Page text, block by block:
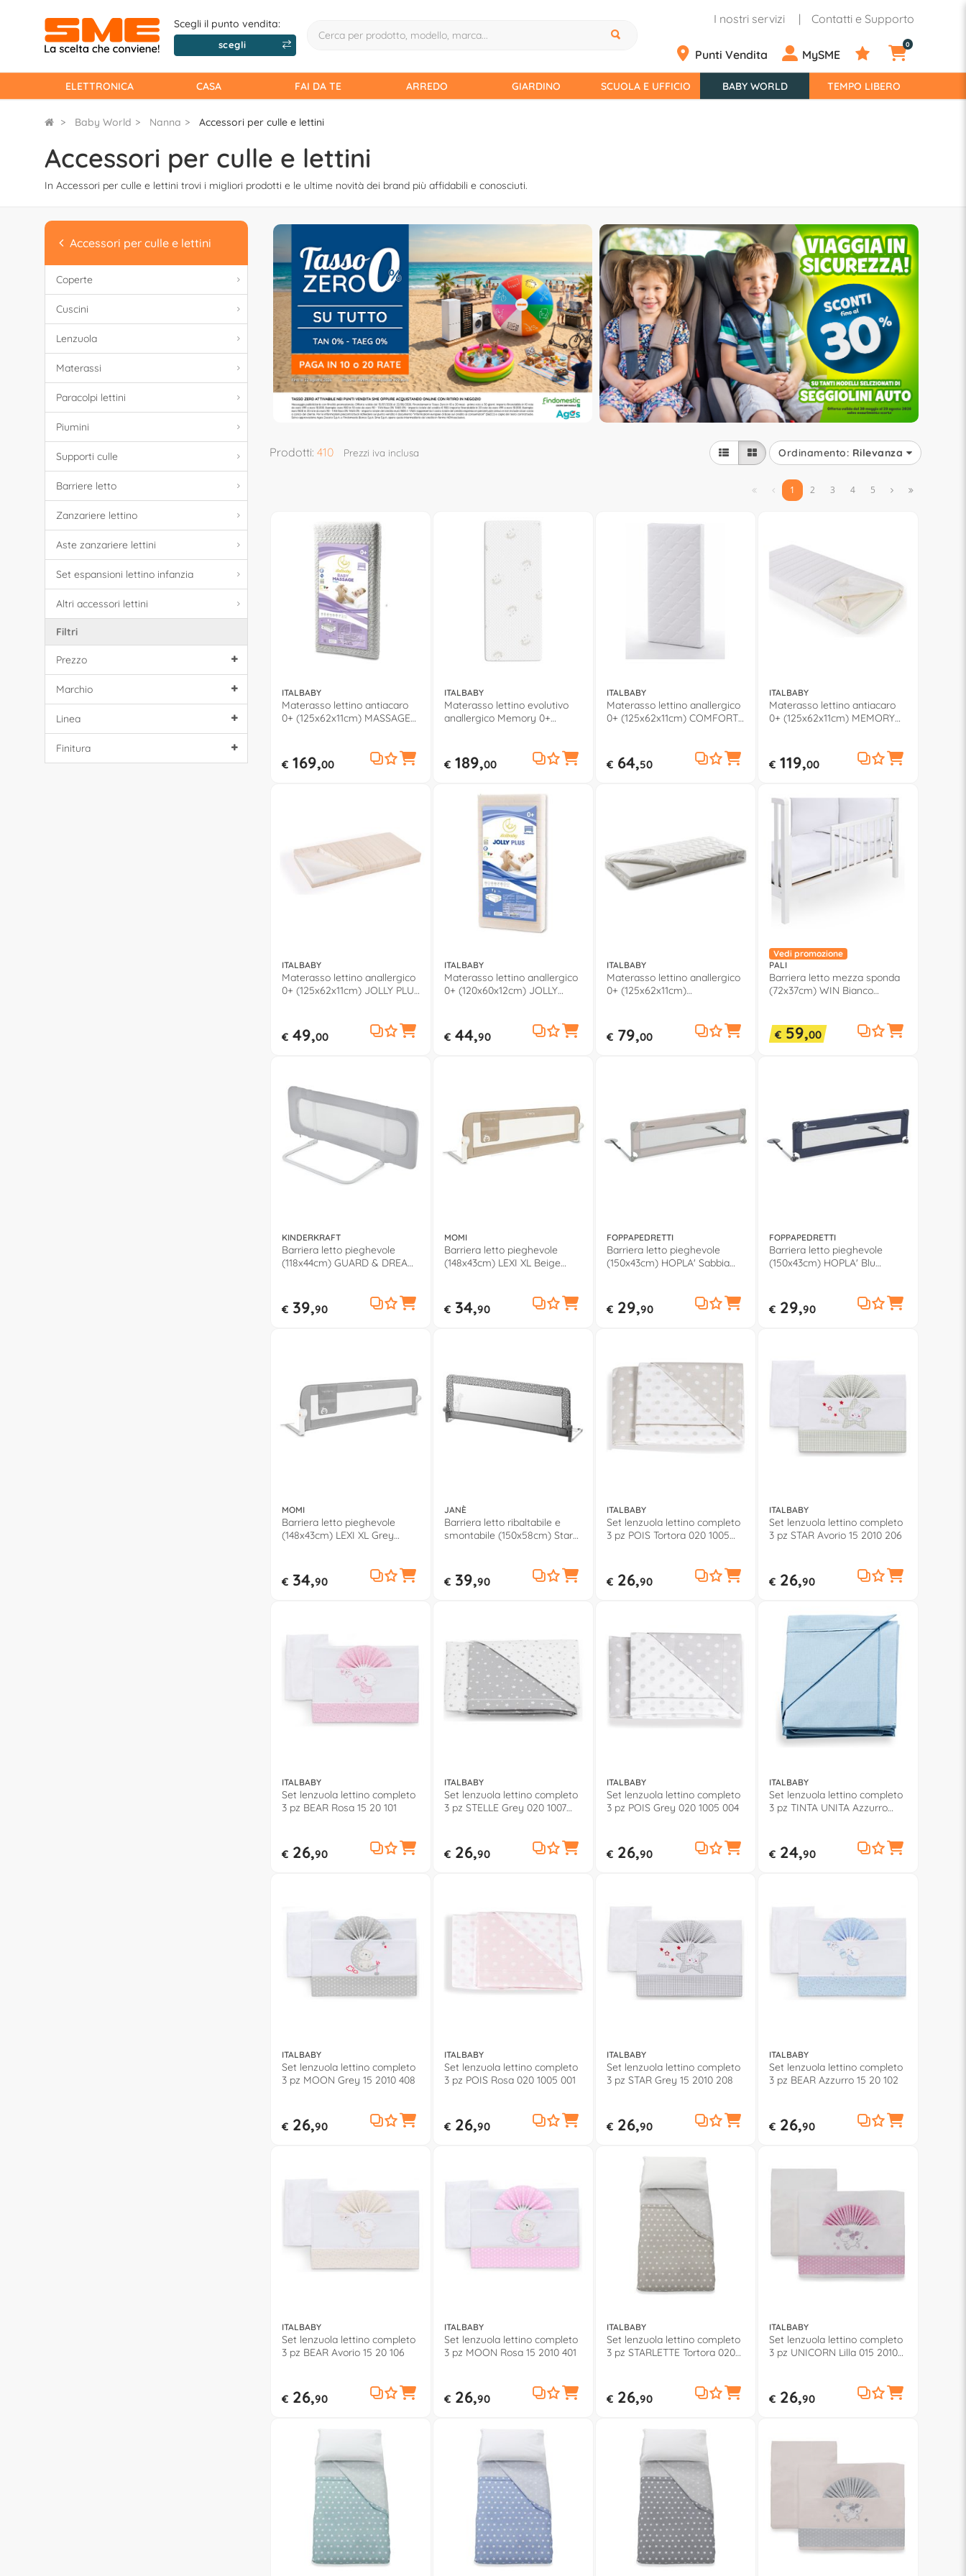
Scegli il punto vendita:
scegli
I nostri servizi Contatti e Supporto
Punti Vendita MySME
0
ELETTRONICA CASA FAI DA TE ARREDO GIARDINO SCUOLA E UFFICIO BABY WORLD TEMPO LIBERO
Baby World Nanna Accessori per culle e lettini
Accessori per culle e lettini
In Accessori per culle e lettini trovi i migliori prodotti e le ultime novità dei brand più affidabili e conosciuti.
Accessori per culle e lettini
Coperte
Cuscini
Lenzuola
Materassi
Paracolpi lettini
Piumini
Supporti culle
Barriere letto
Zanzariere lettino
Aste zanzariere lettini
Set espansioni lettino infanzia
Altri accessori lettini
Filtri
Prezzo
Marchio
Linea
Finitura
Prodotti: 410 Prezzi iva inclusa Ordinamento: Rilevanza
  1 2 3 4 5  
ITALBABY
Materasso lettino antiacaro
0+ (125x62x11cm) MASSAGE
€169,00
ITALBABY
Materasso lettino evolutivo
anallergico Memory 0+
€189,00
ITALBABY
Materasso lettino anallergico
0+ (125x62x11cm) COMFORT
€64,50
ITALBABY
Materasso lettino antiacaro
0+ (125x62x11cm) MEMORY
€119,00
ITALBABY
Materasso lettino anallergico
0+ (125x62x11cm) JOLLY PLUS
€49,00
ITALBABY
Materasso lettino anallergico
0+ (120x60x12cm) JOLLY
€44,90
ITALBABY
Materasso lettino anallergico
0+ (125x62x11cm)
€79,00
Vedi promozione
PALI
Barriera letto mezza sponda
(72x37cm) WIN Bianco
€59,00
KINDERKRAFT
Barriera letto pieghevole
(118x44cm) GUARD & DREAM
€39,90
MOMI
Barriera letto pieghevole
(148x43cm) LEXI XL Beige
€34,90
FOPPAPEDRETTI
Barriera letto pieghevole
(150x43cm) HOPLA' Sabbia
€29,90
FOPPAPEDRETTI
Barriera letto pieghevole
(150x43cm) HOPLA' Blu
€29,90
MOMI
Barriera letto pieghevole
(148x43cm) LEXI XL Grey
€34,90
JANÈ
Barriera letto ribaltabile e
smontabile (150x58cm) Star
€39,90
ITALBABY
Set lenzuola lettino completo
3 pz POIS Tortora 020 1005
€26,90
ITALBABY
Set lenzuola lettino completo
3 pz STAR Avorio 15 2010 206
€26,90
ITALBABY
Set lenzuola lettino completo
3 pz BEAR Rosa 15 20 101
€26,90
ITALBABY
Set lenzuola lettino completo
3 pz STELLE Grey 020 1007
€26,90
ITALBABY
Set lenzuola lettino completo
3 pz POIS Grey 020 1005 004
€26,90
ITALBABY
Set lenzuola lettino completo
3 pz TINTA UNITA Azzurro
€24,90
ITALBABY
Set lenzuola lettino completo
3 pz MOON Grey 15 2010 408
€26,90
ITALBABY
Set lenzuola lettino completo
3 pz POIS Rosa 020 1005 001
€26,90
ITALBABY
Set lenzuola lettino completo
3 pz STAR Grey 15 2010 208
€26,90
ITALBABY
Set lenzuola lettino completo
3 pz BEAR Azzurro 15 20 102
€26,90
ITALBABY
Set lenzuola lettino completo
3 pz BEAR Avorio 15 20 106
€26,90
ITALBABY
Set lenzuola lettino completo
3 pz MOON Rosa 15 2010 401
€26,90
ITALBABY
Set lenzuola lettino completo
3 pz STARLETTE Tortora 020
€26,90
ITALBABY
Set lenzuola lettino completo
3 pz UNICORN Lilla 015 2010
€26,90